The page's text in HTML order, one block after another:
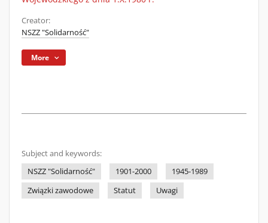
Creator:
NSZZ "Solidarność"
More
Subject and keywords:
NSZZ "Solidarność"
1901-2000
1945-1989
Związki zawodowe
Statut Uwagi